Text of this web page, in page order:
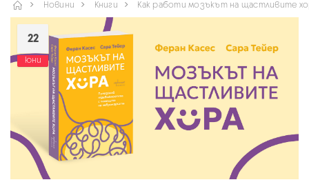
Новини Книги Как работи мозъкът на щастливите
22
юни